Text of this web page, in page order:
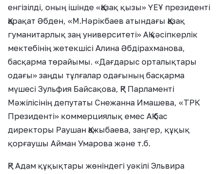
енгізілді, оның ішінде «Қазақ қызы» ҮЕҰ президенті
Қарақат Әбден, «М.Нәрікбаев атындағы Қазақ
гуманитарлық заң университеті» АҚ кәсіпкерлік
мектебінің жетекшісі Алина Әбдірахманова,
басқарма төрайымы. «Дағдарыс орталықтары
одағы» заңды тұлғалар одағының басқарма
мүшесі Зульфия Байсақова, ҚР Парламенті
Мәжілісінің депутаты Снежанна Имашева, «ТРК
Президенті» коммерциялық емес АҚ бас
директоры Раушан Қажыбаева, заңгер, құқық
қорғаушы Айман Умарова және т.б.
ҚР Адам құқықтары жөніндегі уәкілі Эльвира